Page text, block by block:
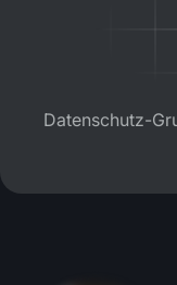
Datenschutz-